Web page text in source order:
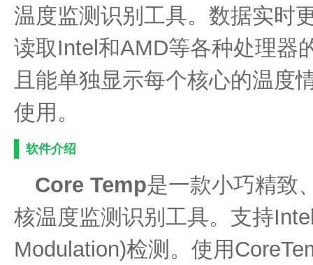
温度监测识别工具。数据实时
读取Intel和AMD等各种处理器
且能单独显示每个核心的温度
使用。
软件介绍
Core Temp是一款小巧精致
核温度监测识别工具。支持
Modulation)检测。使用